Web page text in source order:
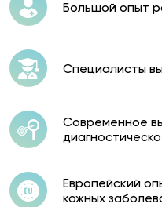
Большой опыт
Специалисты
Современное
Европейский
кожных